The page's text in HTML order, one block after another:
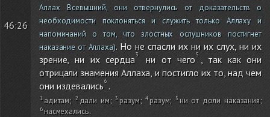
46:26
Аллах Всевышний, они отвернулись от доказательств о
необходимости поклоняться и служить только Аллаху и
напоминаний о том, что злостных ослушников постигнет
наказание от Аллаха). Но не спасли их ни их слух, ни их
зрение, ни их сердца
ни от чего
, так как они
отрицали знамения Аллаха, и постигло их то, над чем
они издевались .
адитам; дали им; разум; разум; ни от доли наказания;
насмехались.